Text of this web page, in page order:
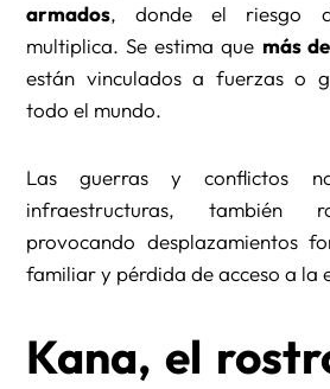
armados, donde el riesgo
multiplica. Se estima que más
están vinculados a fuerzas o
todo el mundo.
Las guerras y conflictos
infraestructuras, también
provocando desplazamientos
familiar y pérdida de acceso a la
Kana, el